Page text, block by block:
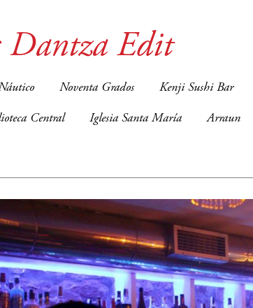
Dantza Edit
Noventa Grados Kenji Sushi Bar
Central Iglesia Santa María Arraun